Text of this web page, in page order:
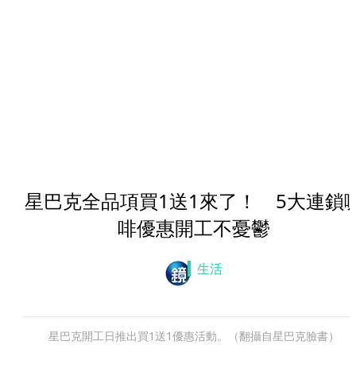
星巴克全品項買1送1來了！ 5大連鎖
啡優惠開工不憂鬱
生活
星巴克開工日推出買1送1優惠活動。（翻攝自星巴克臉書）